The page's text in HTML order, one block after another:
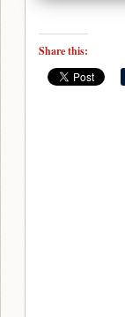
Share this: